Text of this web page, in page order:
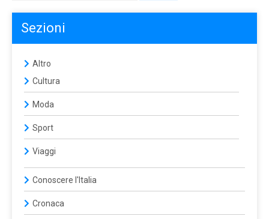
Sezioni
Altro
Cultura
Moda
Sport
Viaggi
Conoscere l'Italia
Cronaca